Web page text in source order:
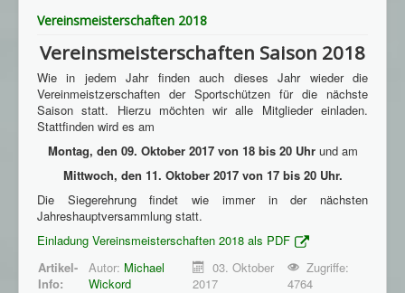
Vereinsmeisterschaften 2018
Vereinsmeisterschaften Saison 2018
Wie in jedem Jahr finden auch dieses Jahr wieder die
Vereinmeistzerschaften der Sportschützen für die nächste
Saison statt. Hierzu möchten wir alle Mitglieder einladen.
Stattfinden wird es am
Montag, den 09. Oktober 2017 von 18 bis 20 Uhr und am
Mittwoch, den 11. Oktober 2017 von 17 bis 20 Uhr.
Die Siegerehrung findet wie immer in der nächsten
Jahreshauptversammlung statt.
Einladung Vereinsmeisterschaften 2018 als PDF
Artikel-
Info:
Autor: Michael
Wickord
03. Oktober
2017
Zugriffe:
4764